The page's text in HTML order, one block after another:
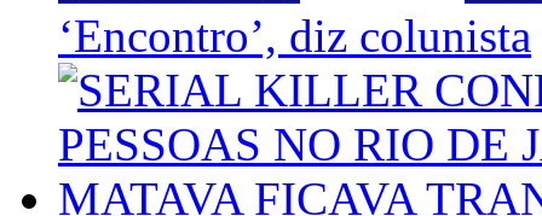
‘Encontro’, diz colunista